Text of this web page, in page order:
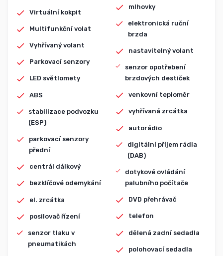
Virtuální kokpit
Multifunkční volat
Vyhřívaný volant
Parkovací senzory
LED světlomety
ABS
stabilizace podvozku
(ESP)
parkovací senzory
přední
centrál dálkový
bezklíčové odemykání
el. zrcátka
posilovač řízení
senzor tlaku v
pneumatikách
mlhovky
elektronická ruční
brzda
nastavitelný volant
senzor opotřebení
brzdových destiček
venkovní teploměr
vyhřívaná zrcátka
autorádio
digitální příjem rádia
(DAB)
dotykové ovládání
palubního počítače
DVD přehrávač
telefon
dělená zadní sedadla
polohovací sedadla